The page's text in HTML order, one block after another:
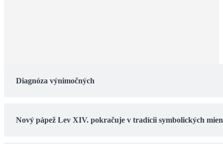
Diagnóza výnimočných
Nový pápež Lev XIV. pokračuje v tradícii symbolických